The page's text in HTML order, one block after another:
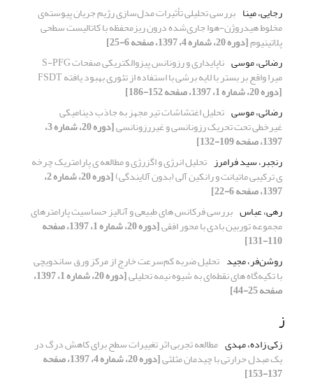
رجایی، مینا بررسی تحلیلی تأثیرات مدل‌سازی رژیم جریان پیوسته‌ی
مخلوط هیدروژن-هوا جاری‌شده درون ریزمحفظه‌ با کاتالیست سطحی
پلاتینیوم[دوره 20، شماره 4، 1397، صفحه 6-25]
رضائی، موسی
ناپایداری و رزونانس پیزوالکتریکی صفحات S-PFG
میرا واقع بر بستر با لایه برشی با استفاده از تئوری بهبود یافته FSDT
[دوره 20، شماره 1، 1397، صفحه 152-186]
رضائی، موسی تحلیل اغتشاشات تیر مجهز به جاذب دینامیکی
غیرخطی تحت تحریک رزونانسی و غیررزونانسی [دوره 20، شماره 3،
1397، صفحه 109-132]
رنجبر، سید فرامرز تحلیل انرژی و اگزرژی و مطالعه ی پارامتریک چرخه
ی ترکیبی ماتیانت و رانکین آلی (بدون آلایندگی) [دوره 20، شماره 2،
1397، صفحه 6-22]
رهی، عباس بررسی فرکانس های طبیعی و آنالیز حساسیت پارامترهای
مجموعه توربین بادی با محور افقی [دوره 20، شماره 1، 1397، صفحه
110-131]
روشن‌فر، مجید تحلیل ضربه‌ کم‌سرعت خارج از مرکز ورق ساندویچی
با تکیه‌گاه های نقطه‌ای به شیوه نیمه تحلیلی [دوره 20، شماره 1، 1397،
صفحه 25-44]
ز
زکی زاده، مهدی مطالعه تجربی اثر تغییرات سطح برای کاهش درگ در
یک مبدل حرارتی با چیدمان مثلثی [دوره 20، شماره 4، 1397، صفحه
137-153]